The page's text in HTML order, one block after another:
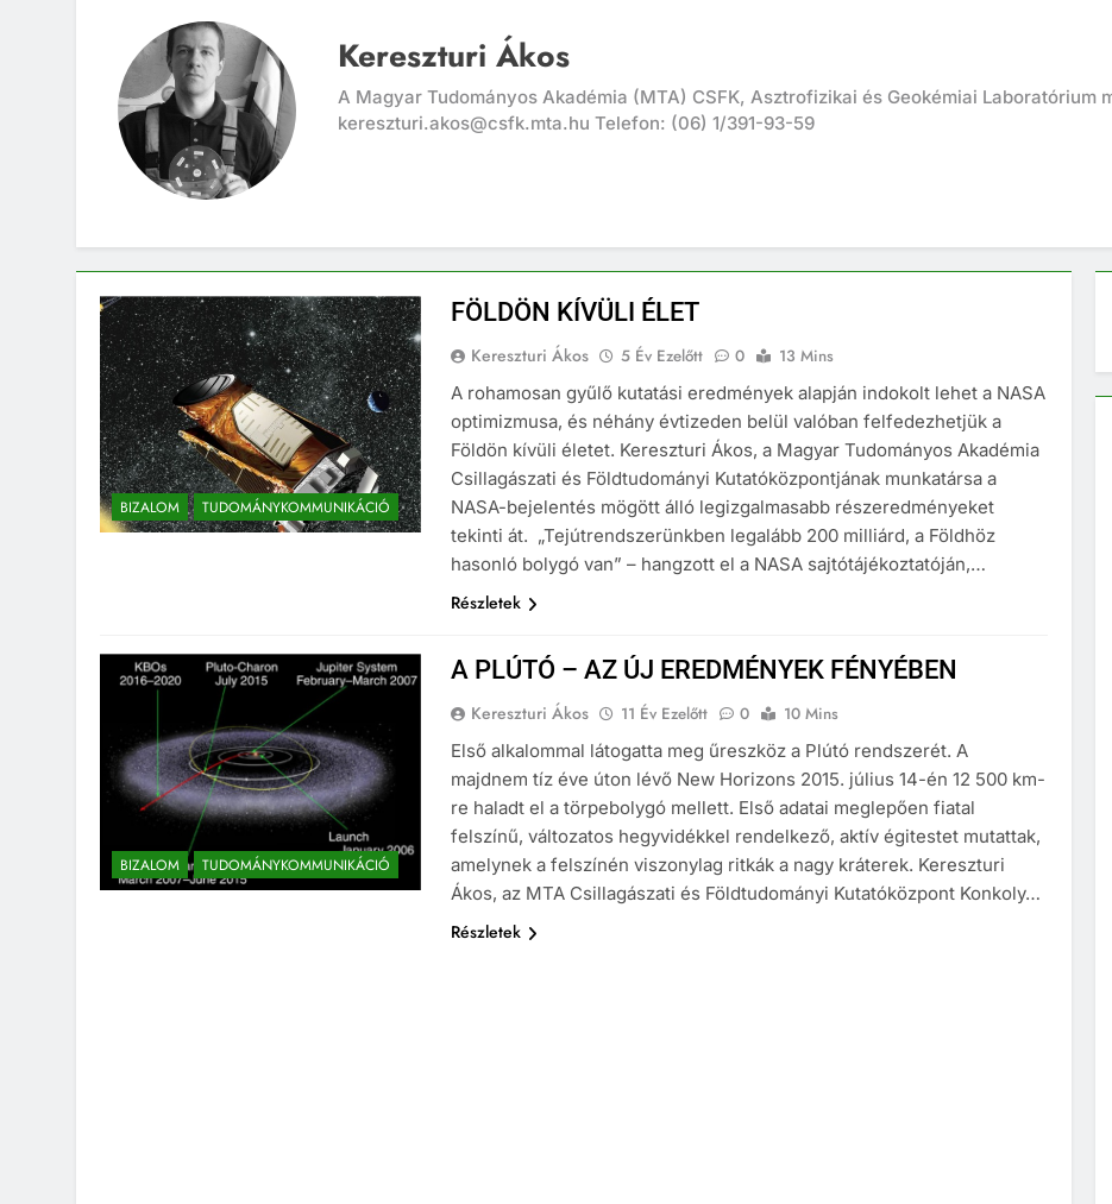
Kereszturi Ákos
A Magyar Tudományos Akadémia (MTA) CSFK, Asztrofizikai és Geokémiai Laboratórium
kereszturi.akos@csfk.mta.hu Telefon: (06) 1/391-93-59
BIZALOM TUDOMÁNYKOMMUNIKÁCIÓ
FÖLDÖN KÍVÜLI ÉLET
Kereszturi Ákos 5 Év Ezelőtt 0
13 Mins
A rohamosan gyűlő kutatási eredmények alapján indokolt lehet a NASA
optimizmusa, és néhány évtizeden belül valóban felfedezhetjük a
Földön kívüli életet. Kereszturi Ákos, a Magyar Tudományos Akadémia
Csillagászati és Földtudományi Kutatóközpontjának munkatársa a
NASA-bejelentés mögött álló legizgalmasabb részeredményeket
tekinti át. „Tejútrendszerünkben legalább 200 milliárd, a Földhöz
hasonló bolygó van” – hangzott el a NASA sajtótájékoztatóján,…
Részletek
BIZALOM TUDOMÁNYKOMMUNIKÁCIÓ
A PLÚTÓ – AZ ÚJ EREDMÉNYEK FÉNYÉBEN
Kereszturi Ákos 11 Év Ezelőtt 0
10 Mins
Első alkalommal látogatta meg űreszköz a Plútó rendszerét. A
majdnem tíz éve úton lévő New Horizons 2015. július 14-én 12 500 km-
re haladt el a törpebolygó mellett. Első adatai meglepően fiatal
felszínű, változatos hegyvidékkel rendelkező, aktív égitestet mutattak,
amelynek a felszínén viszonylag ritkák a nagy kráterek. Kereszturi
Ákos, az MTA Csillagászati és Földtudományi Kutatóközpont Konkoly…
Részletek